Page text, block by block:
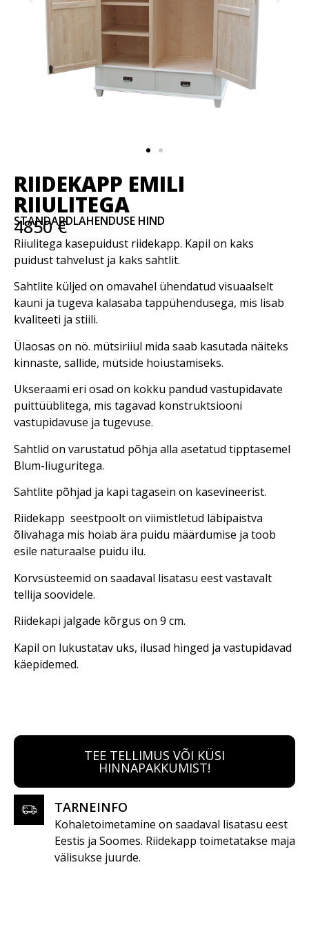
RIIDEKAPP EMILI
RIIULITEGA
STANDARDLAHENDUSE HIND
4850 €
Riiulitega kasepuidust riidekapp. Kapil on kaks
puidust tahvelust ja kaks sahtlit.
Sahtlite küljed on omavahel ühendatud visuaalselt
kauni ja tugeva kalasaba tappühendusega, mis lisab
kvaliteeti ja stiili.
Ülaosas on nö. mütsiriiul mida saab kasutada näiteks
kinnaste, sallide, mütside hoiustamiseks.
Ukseraami eri osad on kokku pandud vastupidavate
puittüüblitega, mis tagavad konstruktsiooni
vastupidavuse ja tugevuse.
Sahtlid on varustatud põhja alla asetatud tipptasemel
Blum-liuguritega.
Sahtlite põhjad ja kapi tagasein on kasevineerist.
Riidekapp seestpoolt on viimistletud läbipaistva
õlivahaga mis hoiab ära puidu määrdumise ja toob
esile naturaalse puidu ilu.
Korvsüsteemid on saadaval lisatasu eest vastavalt
tellija soovidele.
Riidekapi jalgade kõrgus on 9 cm.
Kapil on lukustatav uks, ilusad hinged ja vastupidavad
käepidemed.
TEE TELLIMUS VÕI KÜSI
HINNAPAKKUMIST!
TARNEINFO
Kohaletoimetamine on saadaval lisatasu eest
Eestis ja Soomes. Riidekapp toimetatakse maja
välisukse juurde.